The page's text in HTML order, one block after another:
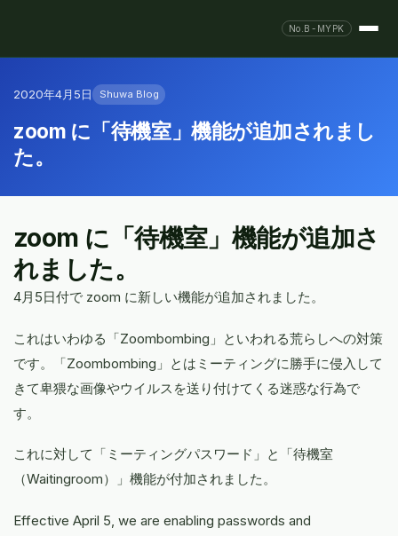
No.B-MYPK
2020年4月5日 Shuwa Blog
zoom に「待機室」機能が追加されまし
た。
zoom に「待機室」機能が追加さ
れました。
4月5日付で zoom に新しい機能が追加されました。
これはいわゆる「Zoombombing」といわれる荒らしへの対策
です。「Zoombombing」とはミーティングに勝手に侵入して
きて卑猥な画像やウイルスを送り付けてくる迷惑な行為で
す。
これに対して「ミーティングパスワード」と「待機室
（Waitingroom）」機能が付加されました。
Effective April 5, we are enabling passwords and